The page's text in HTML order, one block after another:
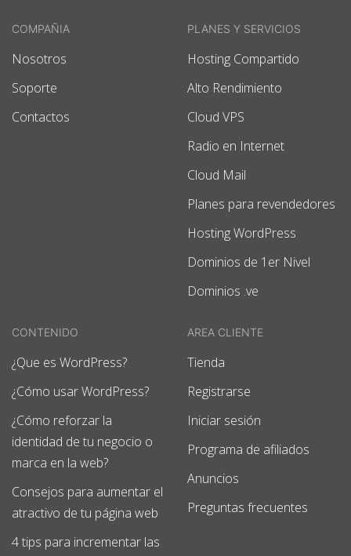
COMPAÑIA
Nosotros
Soporte
Contactos
PLANES Y SERVICIOS
Hosting Compartido
Alto Rendimiento
Cloud VPS
Radio en Internet
Cloud Mail
Planes para revendedores
Hosting WordPress
Dominios de 1er Nivel
Dominios .ve
CONTENIDO
¿Que es WordPress?
¿Cómo usar WordPress?
¿Cómo reforzar la
identidad de tu negocio o
marca en la web?
Consejos para aumentar el
atractivo de tu página web
4 tips para incrementar las
AREA CLIENTE
Tienda
Registrarse
Iniciar sesión
Programa de afiliados
Anuncios
Preguntas frecuentes